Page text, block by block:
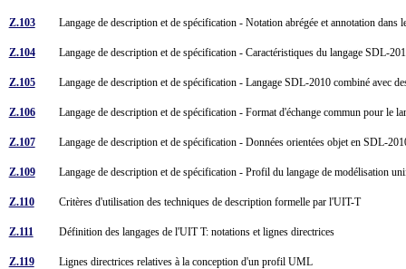
Z.103 Langage de description et de spécification - Notation abrégée et annotation
Z.104 Langage de description et de spécification - Caractéristiques du langage SDL-
Z.105 Langage de description et de spécification - Langage SDL-2010 combiné avec
Z.106 Langage de description et de spécification - Format d'échange commun pour le
Z.107 Langage de description et de spécification - Données orientées objet en SDL-
Z.109 Langage de description et de spécification - Profil du langage de modélisation
Z.110 Critères d'utilisation des techniques de description formelle par l'UIT-T
Z.111 Définition des langages de l'UIT T: notations et lignes directrices
Z.119 Lignes directrices relatives à la conception d'un profil UML